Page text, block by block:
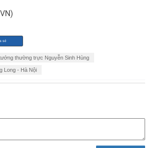
thường trực Nguyễn Sinh Hùng
Long - Hà Nội